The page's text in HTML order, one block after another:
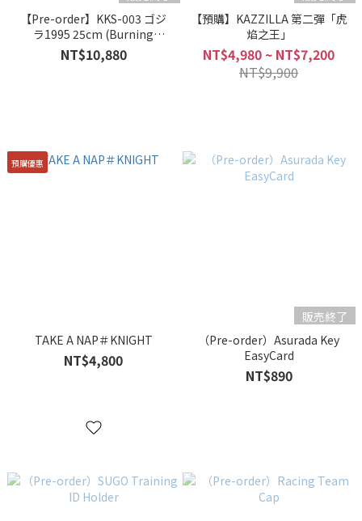
【Pre-order】KKS-003 ゴジ
ラ1995 25cm (Burning
Orange 1200°C )
NT$10,880
【預購】KAZZILLA 第二彈「虎
焰之王」
NT$4,980 ~ NT$7,200
NT$9,900
預購優惠
TAKE A NAP＃KNIGHT
NT$4,800
販売終了
（Pre-order）Asurada Key
EasyCard
NT$890